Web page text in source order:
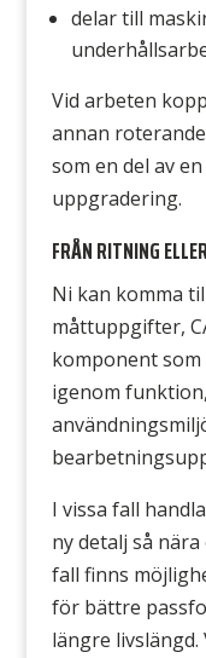
delar till
Vid arbeten
annan
som en del av
uppgradering.
FRÅN RITNING
Ni kan komma
måttuppgifter,
komponent
igenom
I vissa fall
ny detalj så
fall finns
för bättre
längre